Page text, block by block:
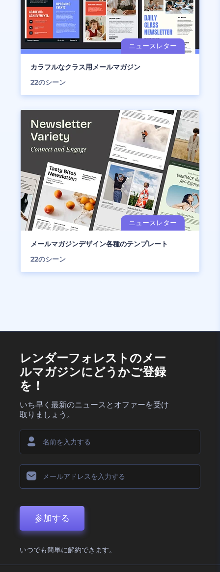
カラフルなクラス用メールマガジン
22のシーン
メールマガジンデザイン各種のテンプレート
22のシーン
レンダーフォレストのメー
ルマガジンにどうかご登録
を！
いち早く最新のニュースとオファーを受け
取りましょう。
参加する
いつでも簡単に解約できます。